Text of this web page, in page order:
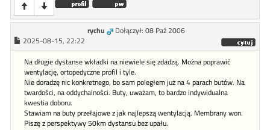
rychu
Dołączył: 08 Paź 2006
2025-08-15, 22:22
Na długie dystanse wkładki na niewiele się zdadzą. Można poprawić
wentylację, ortopedyczne profil i tyle.
Nie doradzę nic konkretnego, bo sam poległem już na 4 parach butów. Na
twardości, na oddychalności. Buty, uważam, to bardzo indywidualna
kwestia doboru.
Stawiam na buty przełajowe z jak najlepszą wentylacją. Membrany won.
Piszę z perspektywy 50km dystansu bez upału.